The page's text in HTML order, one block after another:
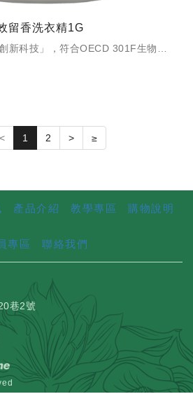
留香洗衣精1G
< 1 2 > ≥
產品介紹 教學專區 購物說明
專區 聯絡我們
巷2號